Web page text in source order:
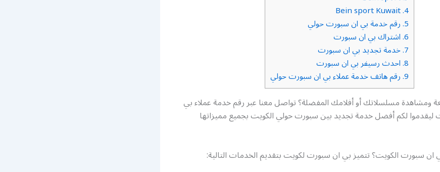
4.
5. رقم خدمة بي ان سبورت حولي
6. اشتراك بي ان سبورت
7. خدمة تجديد بي ان سبورت
8. احدث رسيفر بي ان سبورت
9. رقم هاتف خدمة عملاء بي ان سبورت حولي
ومشاهدة مسلسلاتك أو أفلامك المفضلة؟ تواصل معنا عبر رقم خدمة عملاء بي
لكم أفضل خدمة تجديد بين سبورت حولي الكويت بجميع مميزاتها
ان سبورت الكويت؟ تتميز بي ان سبورت لكويت بتقديم الخدمات التالية: